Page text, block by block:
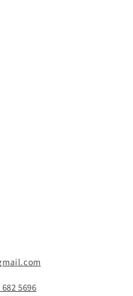
5696